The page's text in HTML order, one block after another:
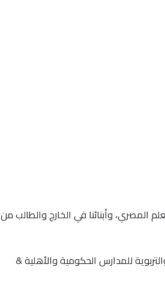
كل ما يهم المعلم المصري، وأبنائنا في الخارج والطالب من
للمدارس الحكومية والأهلية &